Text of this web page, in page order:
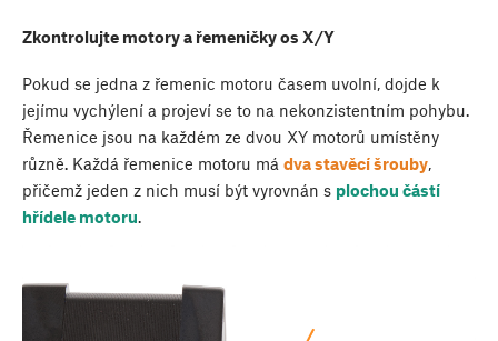
Zkontrolujte motory a řemeničky os X/Y
Pokud se jedna z řemenic motoru časem uvolní, dojde k
jejímu vychýlení a projeví se to na nekonzistentním pohybu.
Řemenice jsou na každém ze dvou XY motorů umístěny
různě. Každá řemenice motoru má dva stavěcí šrouby,
přičemž jeden z nich musí být vyrovnán s plochou částí
hřídele motoru.